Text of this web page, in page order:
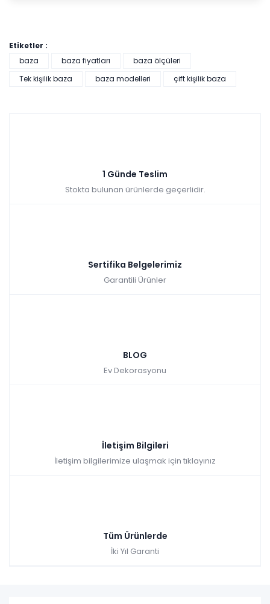
Etiketler :
baza
baza fiyatları
baza ölçüleri
Tek kişilik baza
baza modelleri çift kişilik baza
1 Günde Teslim
Stokta bulunan ürünlerde geçerlidir.
Sertifika Belgelerimiz
Garantili Ürünler
BLOG
Ev Dekorasyonu
İletişim Bilgileri
İletişim bilgilerimize ulaşmak için tıklayınız
Tüm Ürünlerde
İki Yıl Garanti